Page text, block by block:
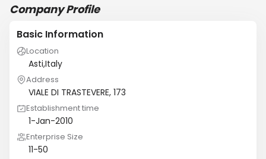
Company Profile
Basic Information
Location
Asti,Italy
Address
VIALE DI TRASTEVERE, 173
Establishment time
1-Jan-2010
Enterprise Size
11-50